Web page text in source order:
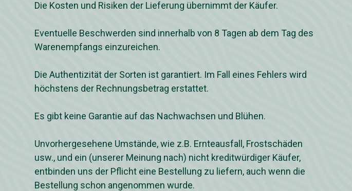
Die Kosten und Risiken der Lieferung übernimmt der Käufer.
Eventuelle Beschwerden sind innerhalb von 8 Tagen ab dem Tag des
Warenempfangs einzureichen.
Die Authentizität der Sorten ist garantiert. Im Fall eines Fehlers wird
höchstens der Rechnungsbetrag erstattet.
Es gibt keine Garantie auf das Nachwachsen und Blühen.
Unvorhergesehene Umstände, wie z.B. Ernteausfall, Frostschäden
usw., und ein (unserer Meinung nach) nicht kreditwürdiger Käufer,
entbinden uns der Pflicht eine Bestellung zu liefern, auch wenn die
Bestellung schon angenommen wurde.